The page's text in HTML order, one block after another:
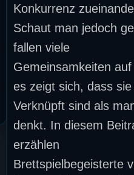
Konkurrenz
Schaut man jedoch
fallen viele
Gemeinsamkeiten auf
es zeigt sich, dass
Verknüpft sind als
denkt. In diesem
erzählen
Brettspielbegeisterte